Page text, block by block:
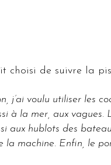
choisi de suivre la
j’ai voulu utiliser les
à la mer, aux
aux hublots des
la machine. Enfin, le